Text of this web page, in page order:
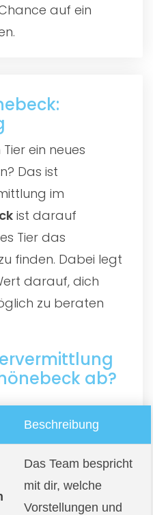
auf ein
ein neues
Das ist
im
ist darauf
Tier das
finden. Dabei legt
darauf, dich
zu beraten
ab?
Beschreibung
Das Team bespricht
mit dir, welche
Vorstellungen und